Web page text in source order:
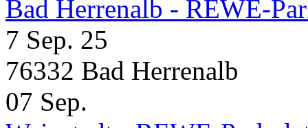
Bad Herrenalb - REWE-
7 Sep. 25
76332 Bad Herrenalb
07 Sep.